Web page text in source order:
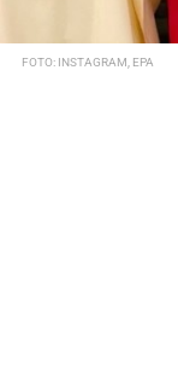
FOTO: INSTAGRAM, EPA